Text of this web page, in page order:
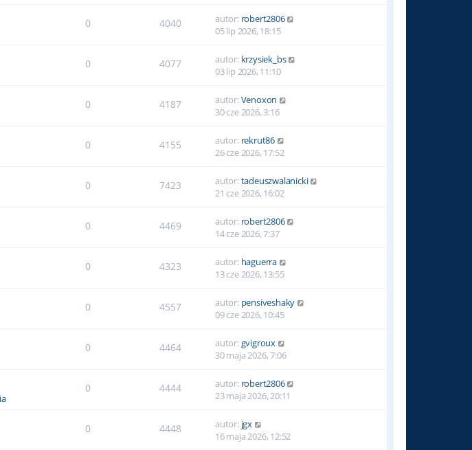
0 4040 autor: robert2806
05 lip 2026, 18:15
0 4077 autor: krzysiek_bs
03 lip 2026, 11:10
0 4187 autor:Venoxon
30 cze 2026, 3:16
0 4155 autor: rekrut86
26 cze 2026, 17:52
0 7423 autor:tadeuszwalanicki
21 cze 2026, 16:02
0 4469 autor: robert2806
14 cze 2026, 7:37
0 4323 autor: haguerra
13 cze 2026, 13:55
0 4557 autor: pensiveshaky
09 cze 2026, 10:45
0 4464 autor:gvigroux
30 maja 2026, 7:06
0 4444 autor: robert2806
23 maja 2026, 20:11
0 4448 autor: jgx
16 maja 2026, 12:52